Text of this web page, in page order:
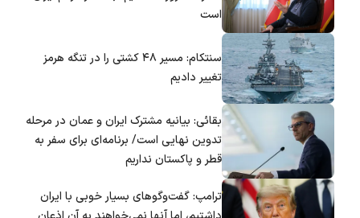
است
سنتکام: مسیر ۴۸ کشتی را در تنگه هرمز
تغییر دادیم
بقائی: بیانیه مشترک ایران و عمان در مرحله
تدوین نهایی است/ برنامه‌ای برای سفر به
قطر و پاکستان نداریم
ترامپ: گفت‌و‌گو‌های بسیار خوبی با ایران